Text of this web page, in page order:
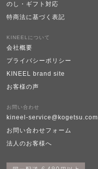
のし・ギフト対応
特商法に基づく表記
KINEELについて
会社概要
プライバシーポリシー
KINEEL brand site
お客様の声
お問い合わせ
kineel-service@kogetsu.com
お問い合わせフォーム
法人のお客様へ